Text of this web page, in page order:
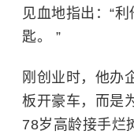
见血地指出：“
匙。 ”
刚创业时，他办
板开豪车，而是
78岁高龄接手烂